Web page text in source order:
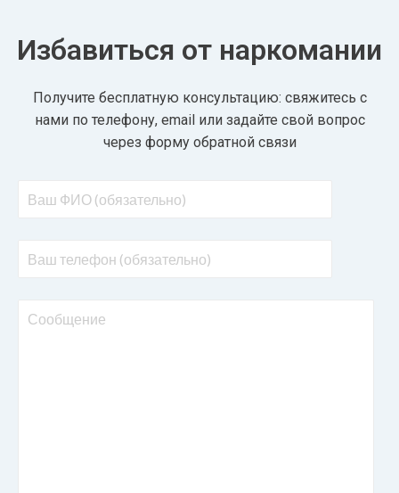
Избавиться от наркомании
Получите бесплатную консультацию: свяжитесь с
нами по телефону, email или задайте свой вопрос
через форму обратной связи